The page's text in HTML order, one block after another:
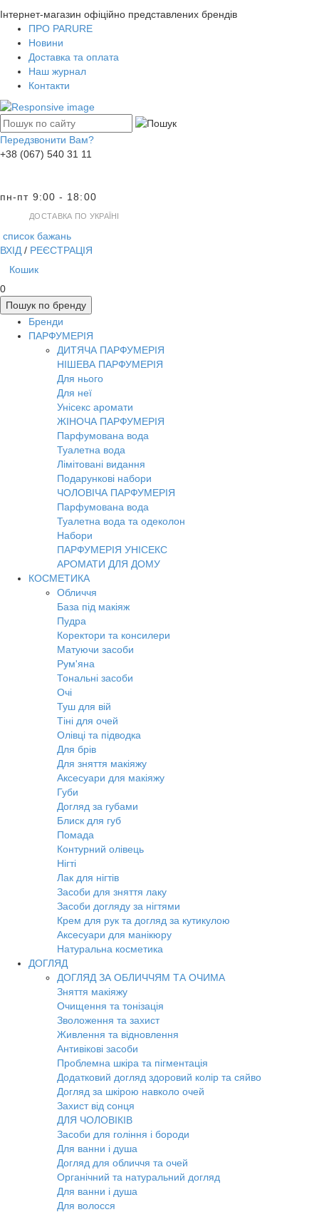
Інтернет-магазин офіційно представлених брендів
ПРО PARURE
Новини
Доставка та оплата
Наш журнал
Контакти
Передзвонити Вам?
+38 (067) 540 31 11
пн-пт 9:00 - 18:00
ДОСТАВКА ПО УКРАЇНІ
список бажань
ВХІД / РЕЄСТРАЦІЯ
Кошик
0
Пошук по бренду
Бренди
ПАРФУМЕРІЯ
ДИТЯЧА ПАРФУМЕРІЯ
НІШЕВА ПАРФУМЕРІЯ
Для нього
Для неї
Унісекс аромати
ЖІНОЧА ПАРФУМЕРІЯ
Парфумована вода
Туалетна вода
Лімітовані видання
Подарункові набори
ЧОЛОВІЧА ПАРФУМЕРІЯ
Парфумована вода
Туалетна вода та одеколон
Набори
ПАРФУМЕРІЯ УНІСЕКС
АРОМАТИ ДЛЯ ДОМУ
КОСМЕТИКА
Обличчя
База під макіяж
Пудра
Коректори та консилери
Матуючи засоби
Рум'яна
Тональні засоби
Очі
Туш для вій
Тіні для очей
Олівці та підводка
Для брів
Для зняття макіяжу
Аксесуари для макіяжу
Губи
Догляд за губами
Блиск для губ
Помада
Контурний олівець
Нігті
Лак для нігтів
Засоби для зняття лаку
Засоби догляду за нігтями
Крем для рук та догляд за кутикулою
Аксесуари для манікюру
Натуральна косметика
ДОГЛЯД
ДОГЛЯД ЗА ОБЛИЧЧЯМ ТА ОЧИМА
Зняття макіяжу
Очищення та тонізація
Зволоження та захист
Живлення та відновлення
Антивікові засоби
Проблемна шкіра та пігментація
Додатковий догляд здоровий колір та сяйво
Догляд за шкірою навколо очей
Захист від сонця
ДЛЯ ЧОЛОВІКІВ
Засоби для гоління і бороди
Для ванни і душа
Догляд для обличчя та очей
Органічний та натуральний догляд
Для ванни і душа
Для волосся